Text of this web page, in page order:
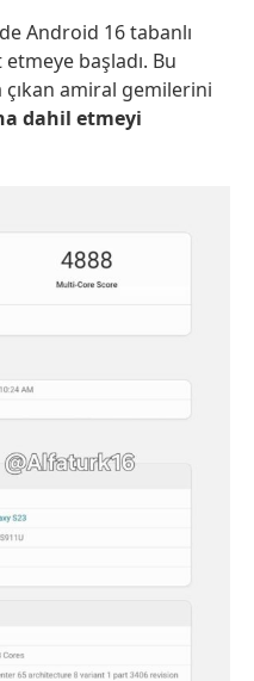
Android 16 tabanlı
başladı. Bu
çıkan amiral gemilerini
dahil etmeyi